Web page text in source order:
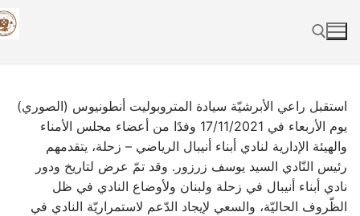
Skip
to
Search for:
استقبل راعي الأبرشيّة سيادة المتروبوليت أنطونيوس (الصوري)
يوم الأربعاء في 17/11/2021 وفدًا من أعضاء مجلس الأمناء
والهيئة الإدارية لنادي أبناء أنيبال الرياضي – زحلة، يتقدمهم
رئيس النّادي السيد يوسف زرزور. وقد تمّ عرض لتاريخ ودور
نادي أبناء أنيبال في زحلة ولبنان ولأوضاع النادي في ظل
الظّروف الحاليّة، والسعي لإيجاد الدّعم لاستمراريّة النادي في